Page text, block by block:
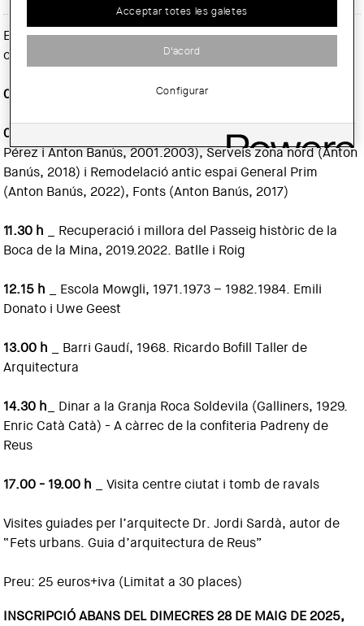
El dissabte31 de maig, la Demarcació de Lleida del COAC
organitza una
sortida a Reus, amb el següent programa:
08.00 h _ Sortida COAC Lleida, en vehicles particulars
09.30 h
_ Cementiri Municipal de Reus, Crematori (Pau
Pérez i Anton Banús, 2001.2003), Serveis zona nord (Anton
Banús, 2018) i Remodelació antic espai General Prim
(Anton Banús, 2022), Fonts (Anton Banús, 2017)
11.30 h _ Recuperació i millora del Passeig històric de la
Boca de la Mina, 2019.2022. Batlle i Roig
12.15 h _ Escola Mowgli, 1971.1973 – 1982.1984. Emili
Donato i Uwe Geest
13.00 h _ Barri Gaudí, 1968. Ricardo Bofill Taller de
Arquitectura
14.30 h _ Dinar a la Granja Roca Soldevila (Galliners, 1929.
Enric Catà Catà) - A càrrec de la confiteria Padreny de
Reus
17.00 - 19.00 h _ Visita centre ciutat i tomb de ravals
Visites guiades per l’arquitecte Dr. Jordi Sardà, autor de
“Fets urbans. Guia d’arquitectura de Reus”
Preu: 25 euros+iva (Limitat a 30 places)
INSCRIPCIÓ ABANS DEL DIMECRES 28 DE MAIG DE 2025,
Acceptar totes les galetes
D'acord
Configurar